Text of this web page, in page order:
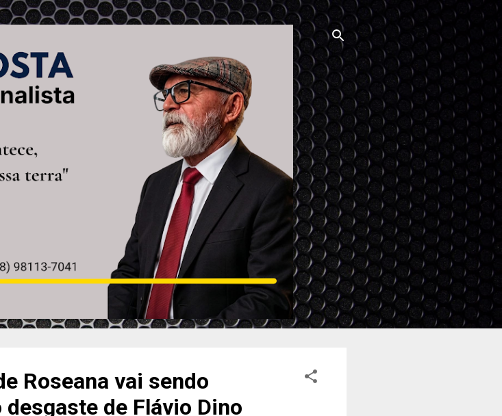
o conteúdo principal
Roseana vai sendo
de Flávio Dino